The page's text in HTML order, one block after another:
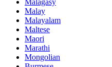
Malagasy
Malay
Malayalam
Maltese
Maori
Marathi
Mongolian